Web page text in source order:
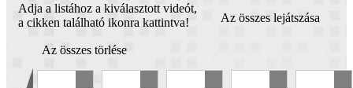
Adja a listához a kiválasztott videót,
a cikken található ikonra kattintva!
Az összes lejátszása
Az összes törlése